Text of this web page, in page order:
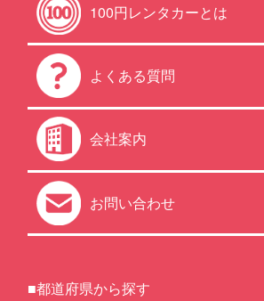
100円レンタカーとは
よくある質問
会社案内
お問い合わせ
■都道府県から探す